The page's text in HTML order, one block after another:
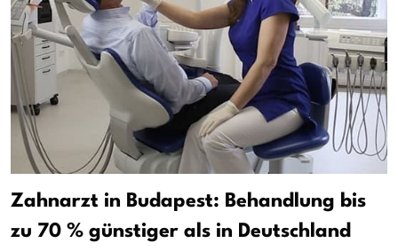
Zahnarzt in Budapest: Behandlung bis
zu 70 % günstiger als in Deutschland